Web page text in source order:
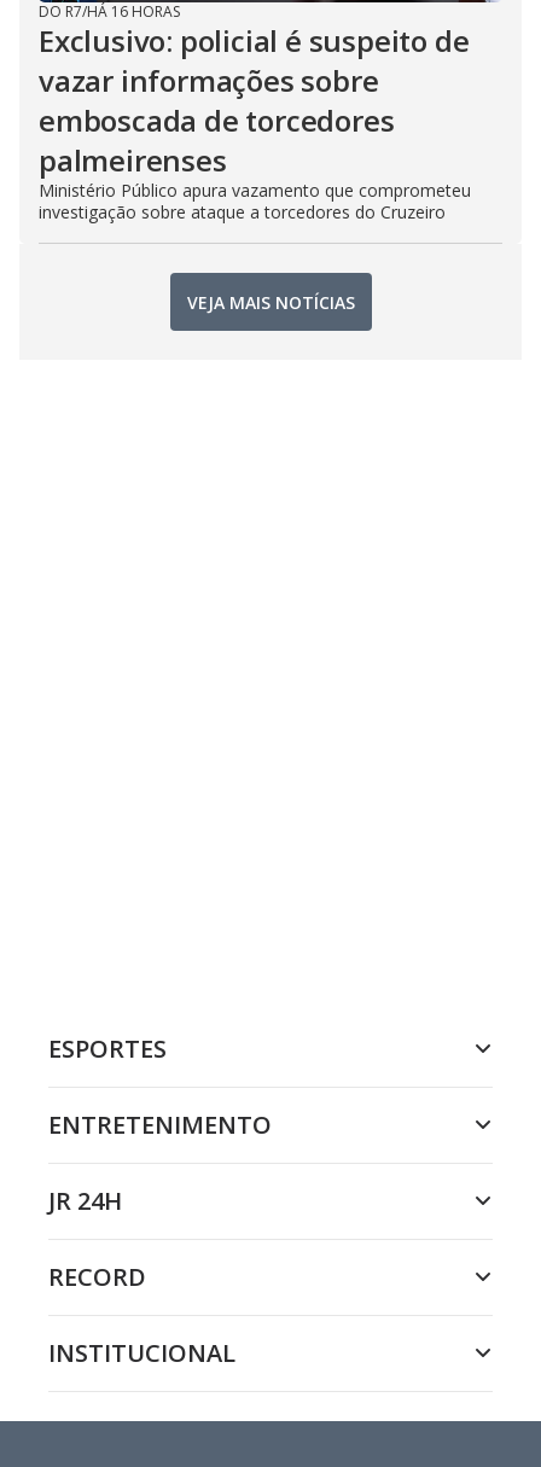
DO R7/HÁ 16 HORAS
Exclusivo: policial é suspeito de
vazar informações sobre
emboscada de torcedores
palmeirenses
Ministério Público apura vazamento que comprometeu
investigação sobre ataque a torcedores do Cruzeiro
VEJA MAIS NOTÍCIAS
ESPORTES
ENTRETENIMENTO
JR 24H
RECORD
INSTITUCIONAL